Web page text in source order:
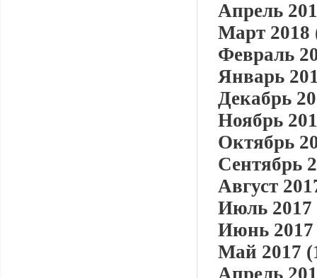
Апрель
Март 2018
Февраль
Январь
Декабрь
Ноябрь
Октябрь
Сентябрь
Август
Июль 2017
Июнь 2017
Май 2017
Апрель